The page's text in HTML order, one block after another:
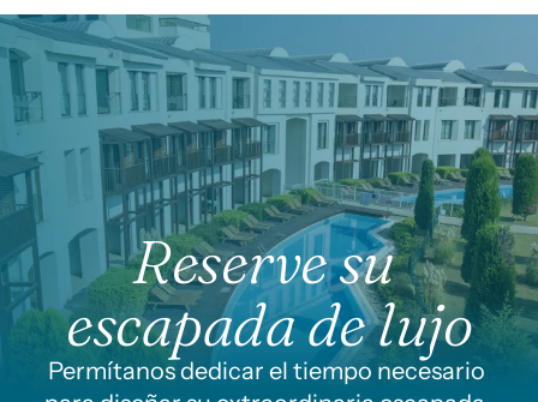
Reserve su
escapada de lujo
Permítanos dedicar el tiempo necesario